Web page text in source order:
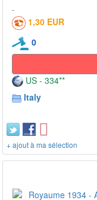
1,30 EUR
0
US - 334**
Italy
+ ajout à ma sélection